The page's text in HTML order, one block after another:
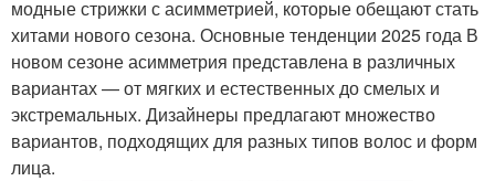
модные стрижки с асимметрией, которые обещают стать
хитами нового сезона. Основные тенденции 2025 года В
новом сезоне асимметрия представлена в различных
вариантах — от мягких и естественных до смелых и
экстремальных. Дизайнеры предлагают множество
вариантов, подходящих для разных типов волос и форм
лица.